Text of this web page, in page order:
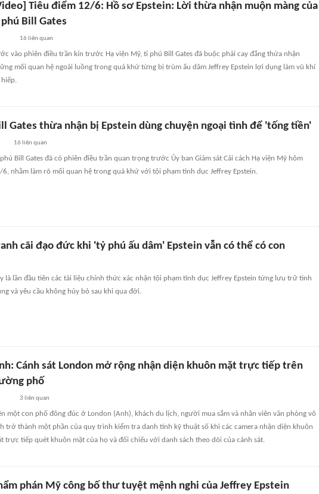
Tiêu điểm 12/6: Hồ sơ Epstein: Lời thừa nhận muộn màng của
Bill Gates
16 liên quan
vào phiên điều trần kín trước Hạ viện Mỹ, tỉ phú Bill Gates đã buộc phải cay đắng thừa nhận
mối quan hệ ngoài luồng trong quá khứ từng bị trùm ấu dâm Jeffrey Epstein lợi dụng làm vũ khí
Gates thừa nhận bị Epstein dùng chuyện ngoại tình để 'tống tiền'
16 liên quan
phú Bill Gates đã có phiên điều trần quan trọng trước Ủy ban Giám sát Cải cách Hạ viện Mỹ hôm
6, nhằm làm rõ mối quan hệ trong quá khứ với tội phạm tình dục Jeffrey Epstein.
cãi đạo đức khi 'tỷ phú ấu dâm' Epstein vẫn có thể có con
là lần đầu tiên các tài liệu chính thức xác nhận tội phạm tình dục Jeffrey Epstein từng lưu trữ tinh
và yêu cầu không hủy bỏ sau khi qua đời.
Cánh sát London mở rộng nhận diện khuôn mặt trực tiếp trên
phố
3 liên quan
một con phố đông đúc ở London (Anh), khách du lịch, người mua sắm và nhân viên văn phòng vô
trở thành một phần của quy trình kiểm tra danh tính kỹ thuật số khi các camera nhận diện khuôn
trực tiếp quét khuôn mặt của họ và đối chiếu với danh sách theo dõi của cảnh sát.
phán Mỹ công bố thư tuyệt mệnh nghi của Jeffrey Epstein